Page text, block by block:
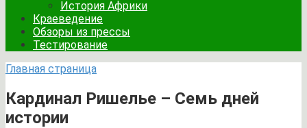
История Африки
Краеведение
Обзоры из прессы
Тестирование
Главная страница
Кардинал Ришелье – Семь дней
истории